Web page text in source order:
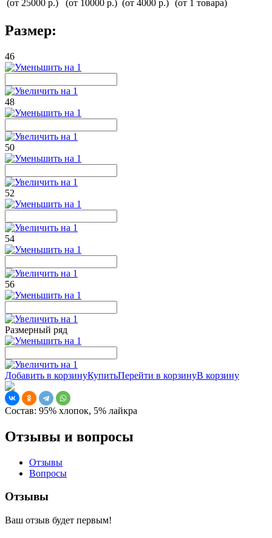
(от 25000 р.)
(от 10000 р.) (от 4000 р.) (от 1 товара)
Размер:
46
48
50
52
54
56
Размерный ряд
Добавить в корзинуКупитьПерейти в корзинуВ корзину
Состав: 95% хлопок, 5% лайкра
Отзывы и вопросы
Отзывы
Вопросы
Отзывы
Ваш отзыв будет первым!